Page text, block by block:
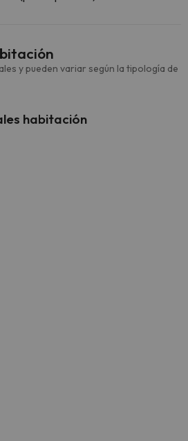
y pueden variar según la tipología de
habitación